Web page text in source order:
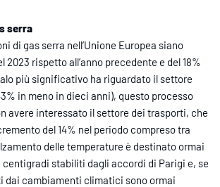
serra
di gas serra nell’Unione Europea siano
2023 rispetto all’anno precedente e del 18%
più significativo ha riguardato il settore
in meno in dieci anni), questo processo
avere interessato il settore dei trasporti, che
del 14% nel periodo compreso tra
delle temperature è destinato ormai
centigradi stabiliti dagli accordi di Parigi e, se
dai cambiamenti climatici sono ormai